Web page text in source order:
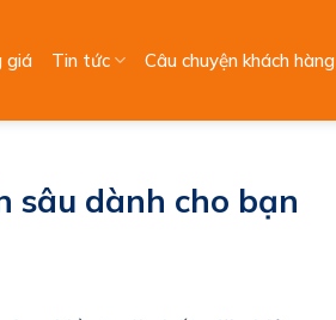
giá Tin tức Câu chuyện khách hàng
sâu dành cho bạn